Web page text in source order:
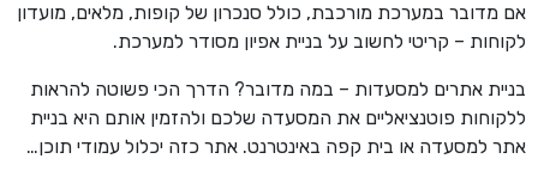
אם מדובר במערכת מורכבת, כולל סנכרון של קופות, מלאים, מועדון
לקוחות – קריטי לחשוב על בניית אפיון מסודר למערכת.
בניית אתרים למסעדות – במה מדובר? הדרך הכי פשוטה להראות
ללקוחות פוטנציאליים את המסעדה שלכם ולהזמין אותם היא בניית
אתר למסעדה או בית קפה באינטרנט. אתר כזה יכלול עמודי תוכן…